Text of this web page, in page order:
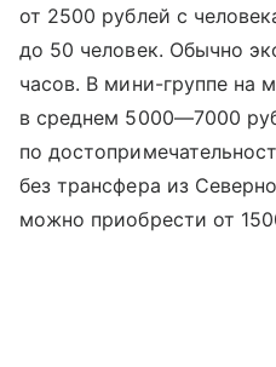
от 2500 рублей с
до 50 человек. Обычно
часов. В мини-группе на
в среднем 5000—7000
по
без трансфера из
можно приобрести от